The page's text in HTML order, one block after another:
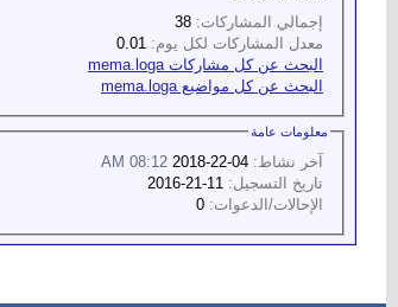
إجمالي المشاركات:
معدل المشاركات لكل يوم:
البحث عن كل مشاركات mema.loga
البحث عن كل مواضيع mema.loga
معلومات عامة
آخر نشاط:
08:12 AM
تاريخ التسجيل:
الإحالات/الدعوات: